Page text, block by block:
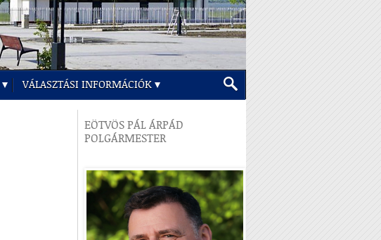
VÁLASZTÁSI INFORMÁCIÓK
EÖTVÖS PÁL ÁRPÁD
POLGÁRMESTER